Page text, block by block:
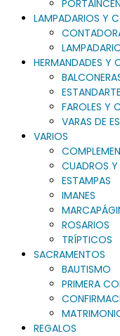
LAMPADARIOS Y
HERMANDADES Y
FAROLES Y
VARAS DE
VARIOS
CUADROS Y
ESTAMPAS
IMANES
ROSARIOS
TRÍPTICOS
SACRAMENTOS
BAUTISMO
PRIMERA
REGALOS